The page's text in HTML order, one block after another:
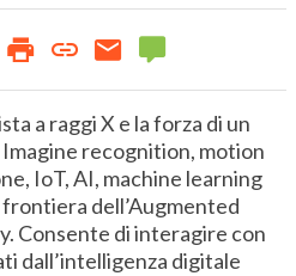
a raggi X e la forza di un
recognition, motion
IoT, AI, machine learning
dell’Augmented
Consente di interagire con
dall’intelligenza digitale